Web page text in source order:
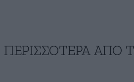
ΠΕΡΙΣΣΟΤΕΡΑ ΑΠΟ